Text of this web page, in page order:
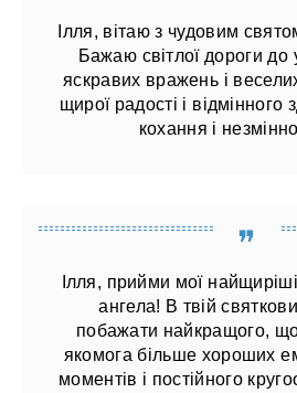
Ілля, вітаю з чудовим
Бажаю світлої дороги до
яскравих вражень і
щирої радості і відмінного
кохання і
Ілля, прийми мої
ангела! В твій
побажати найкращого,
якомога більше хороших
моментів і постійного